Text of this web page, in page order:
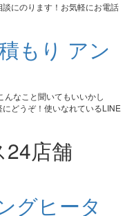
にのります！お気軽にお電話
んなこと聞いてもいいかし
どうぞ！使いなれているLINE
店舗